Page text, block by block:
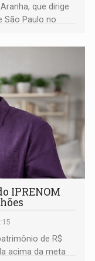
que dirige
São Paulo no
IPRENOM
de R$
acima da meta